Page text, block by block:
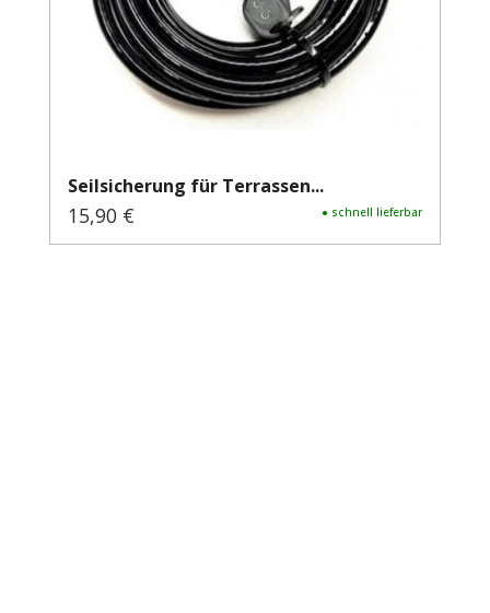
Seilsicherung für Terrassen...
Regulärer Preis:
15,90 € ● schnell lieferbar